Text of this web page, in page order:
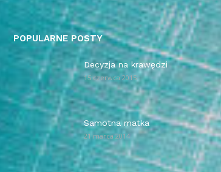
POPULARNE POSTY
Decyzja na krawędzi
15 czerwca 2015
Samotna matka
21 marca 2014